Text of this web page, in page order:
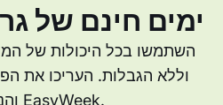
14 ימים חינם
השתמשו בכל היכולות של
וללא הגבלות. העריכו את
והנוחות של EasyWeek.